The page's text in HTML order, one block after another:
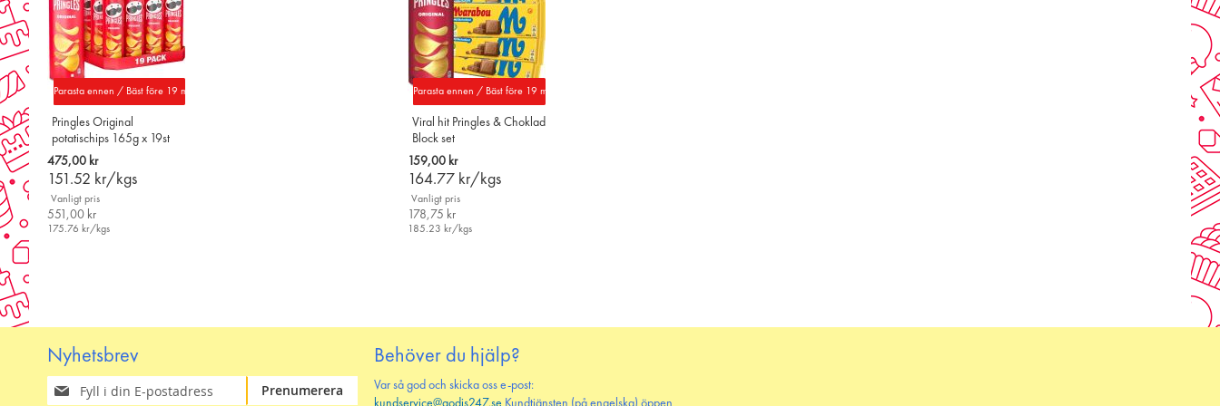
Parasta ennen / Bäst före 19 maj 2027
Pringles Original
potatischips 165g x 19st
475,00 kr
151.52 kr/kgs
Vanligt pris
551,00 kr
175.76 kr/kgs
Parasta ennen / Bäst före 19 maj 2027
Viral hit Pringles & Choklad
Block set
159,00 kr
164.77 kr/kgs
Vanligt pris
178,75 kr
185.23 kr/kgs
Nyhetsbrev
Prenumerera
på
Prenumerera
Behöver du hjälp?
Var så god och skicka oss e-post:
kundservice@godis247.se Kundtjänsten (på engelska) öppen